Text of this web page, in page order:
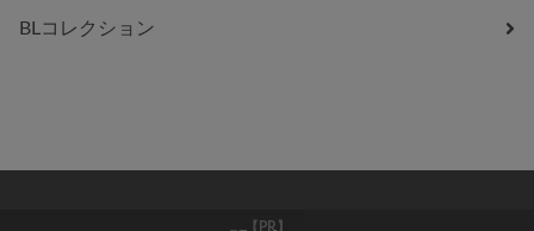
BLコレクション